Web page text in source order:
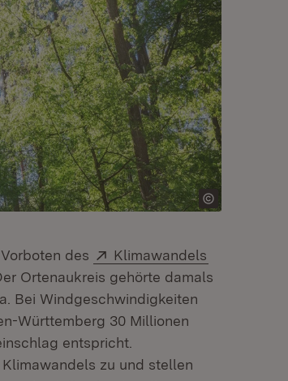
des Extern:
Klimawandels
in neuem Fenster)
Ortenaukreis gehörte damals
Bei Windgeschwindigkeiten
Württemberg 30 Millionen
entspricht.
zu und stellen